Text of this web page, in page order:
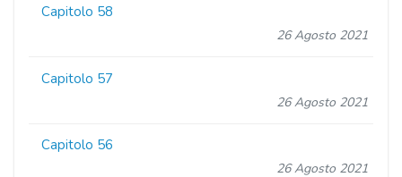
Capitolo 58
26 Agosto 2021
Capitolo 57
26 Agosto 2021
Capitolo 56
26 Agosto 2021